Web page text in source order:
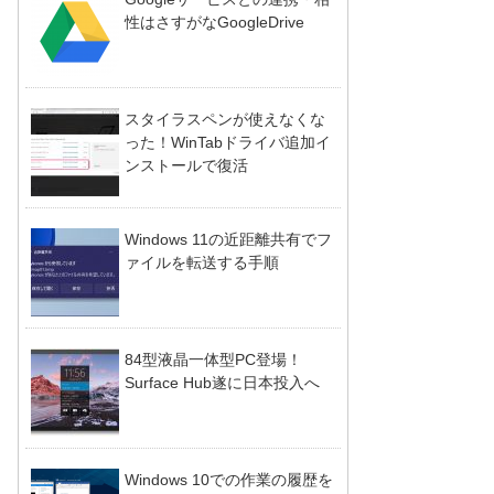
性はさすがなGoogleDrive
スタイラスペンが使えなくな
った！WinTabドライバ追加イ
ンストールで復活
Windows 11の近距離共有でフ
ァイルを転送する手順
84型液晶一体型PC登場！
Surface Hub遂に日本投入へ
Windows 10での作業の履歴を